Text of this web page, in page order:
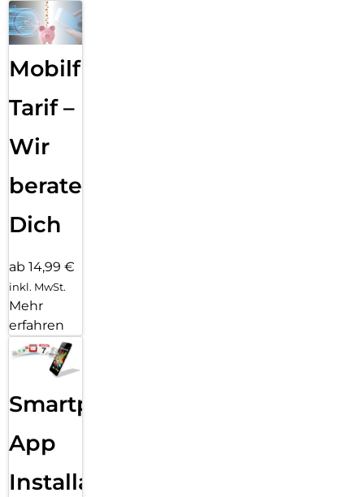
Mobilfunk
Tarif –
Wir
beraten
Dich
ab 14,99 €
inkl. MwSt.
Mehr
erfahren
Smartphone
App
Installation